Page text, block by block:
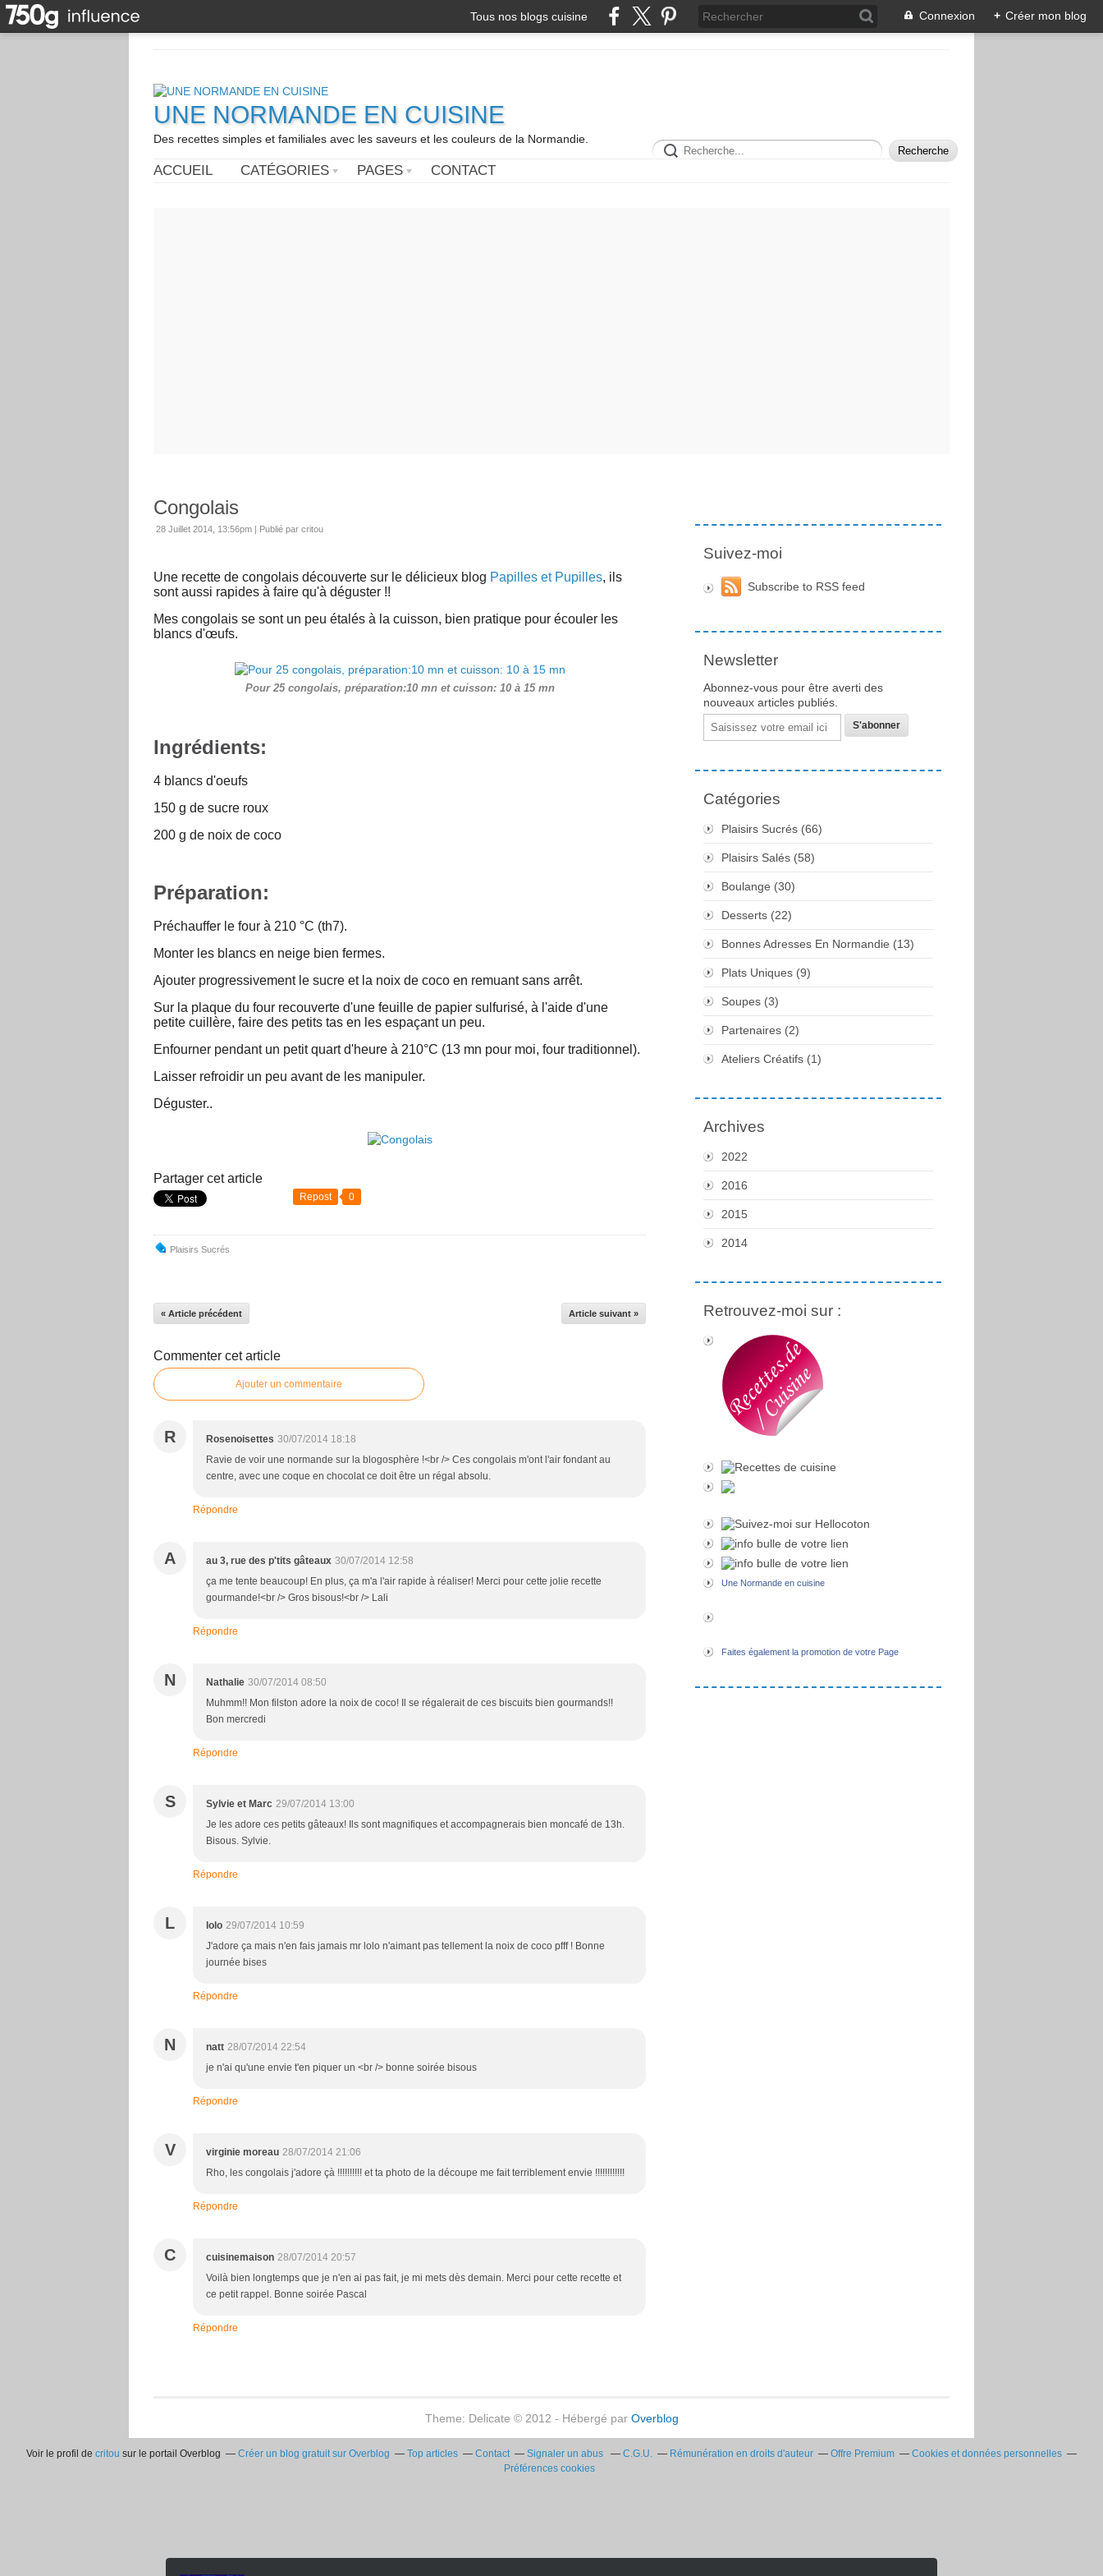
Tous nos blogs cuisine Connexion + Créer mon blog
UNE NORMANDE EN CUISINE
Des recettes simples et familiales avec les saveurs et les couleurs de la Normandie.
ACCUEIL CATÉGORIES PAGES CONTACT
Congolais
28 Juillet 2014, 13:56pm Publié par critou
Une recette de congolais découverte sur le délicieux blog Papilles et Pupilles, ils
sont aussi rapides à faire qu'à déguster !!
Mes congolais se sont un peu étalés à la cuisson, bien pratique pour écouler les
blancs d'œufs.
Pour 25 congolais, préparation:10 mn et cuisson: 10 à 15 mn
Ingrédients:
4 blancs d'oeufs
150 g de sucre roux
200 g de noix de coco
Préparation:
Préchauffer le four à 210 °C (th7).
Monter les blancs en neige bien fermes.
Ajouter progressivement le sucre et la noix de coco en remuant sans arrêt.
Sur la plaque du four recouverte d'une feuille de papier sulfurisé, à l'aide d'une
petite cuillère, faire des petits tas en les espaçant un peu.
Enfourner pendant un petit quart d'heure à 210°C (13 mn pour moi, four traditionnel).
Laisser refroidir un peu avant de les manipuler.
Déguster..
Partager cet article
Repost 0
Plaisirs Sucrés
« Article précédent Article suivant »
Commenter cet article
Ajouter un commentaire
R Rosenoisettes 30/07/2014 18:18
Ravie de voir une normande sur la blogosphère !<br /> Ces congolais m'ont l'air fondant au
centre, avec une coque en chocolat ce doit être un régal absolu.
Répondre
A au 3, rue des p'tits gâteaux 30/07/2014 12:58
ça me tente beaucoup! En plus, ça m'a l'air rapide à réaliser! Merci pour cette jolie recette
gourmande!<br /> Gros bisous!<br /> Lali
Répondre
N Nathalie 30/07/2014 08:50
Muhmm!! Mon filston adore la noix de coco! Il se régalerait de ces biscuits bien gourmands!!
Bon mercredi
Répondre
S Sylvie et Marc 29/07/2014 13:00
Je les adore ces petits gâteaux! Ils sont magnifiques et accompagnerais bien moncafé de 13h.
Bisous. Sylvie.
Répondre
L lolo 29/07/2014 10:59
J'adore ça mais n'en fais jamais mr lolo n'aimant pas tellement la noix de coco pfff ! Bonne
journée bises
Répondre
N natt 28/07/2014 22:54
je n'ai qu'une envie t'en piquer un <br /> bonne soirée bisous
Répondre
V virginie moreau 28/07/2014 21:06
Rho, les congolais j'adore çà !!!!!!!!!! et ta photo de la découpe me fait terriblement envie !!!!!!!!!!!!
Répondre
C cuisinemaison 28/07/2014 20:57
Voilà bien longtemps que je n'en ai pas fait, je mi mets dès demain. Merci pour cette recette et
ce petit rappel. Bonne soirée Pascal
Répondre
Suivez-moi
Subscribe to RSS feed
Newsletter
Abonnez-vous pour être averti des
nouveaux articles publiés.
Email
Catégories
Plaisirs Sucrés (66)
Plaisirs Salés (58)
Boulange (30)
Desserts (22)
Bonnes Adresses En Normandie (13)
Plats Uniques (9)
Soupes (3)
Partenaires (2)
Ateliers Créatifs (1)
Archives
2022
2016
2015
2014
Retrouvez-moi sur :
Une Normande en cuisine
Faites également la promotion de votre Page
Theme: Delicate © 2012 - Hébergé par Overblog
Voir le profil de critou sur le portail Overblog Créer un blog gratuit sur Overblog Top articles Contact Signaler un abus C.G.U. Rémunération en droits d'auteur Offre Premium
Cookies et données personnelles
Préférences cookies